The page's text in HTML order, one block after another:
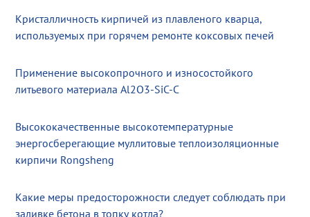
Кристалличность кирпичей из плавленого кварца,
используемых при горячем ремонте коксовых печей
Применение высокопрочного и износостойкого
литьевого материала Al2O3-SiC-C
Высококачественные высокотемпературные
энергосберегающие муллитовые теплоизоляционные
кирпичи Rongsheng
Какие меры предосторожности следует соблюдать при
заливке бетона в топку котла?